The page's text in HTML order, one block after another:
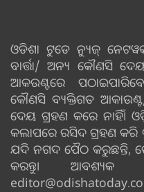
ଓଡିଶା ଟୁଡେ ନ୍ୟୁଜ୍
ବାର୍ତ୍ତା/ ଅନ୍ୟ କୌଣସି
ଆକଉଣ୍ଟରେ
କୌଣସି ବ୍ୟକ୍ତିଗତ
ଦେୟ ଗ୍ରହଣ କରେ ନାହିଁ।
କଲାପରେ ରସିଦ ଗ୍ରହଣ କରି
ଯଦି ନଗଦ ପୈଠ କରୁଛନ୍ତି,
କରନ୍ତୁ।